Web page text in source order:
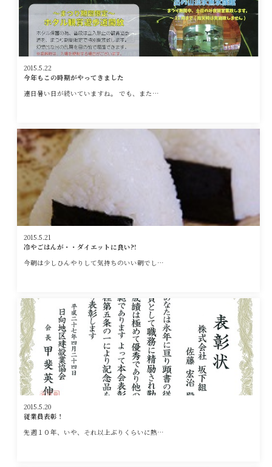
2015.5.22
今年もこの時期がやってきました
連日暑い日が続いていますね。 でも、また…
2015.5.21
冷やごはんが・・ダイエットに良い?!
今朝は少しひんやりして気持ちのいい朝でし…
2015.5.20
従業員表彰！
先週１０年、いや、それ以上ぶりくらいに熱…